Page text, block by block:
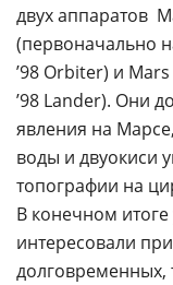
двух аппаратов 
(первоначально
’98 Orbiter) и
’98 Lander). Они
явления на
воды и двуокиси
топографии на
В конечном
интересовали
долговременных,